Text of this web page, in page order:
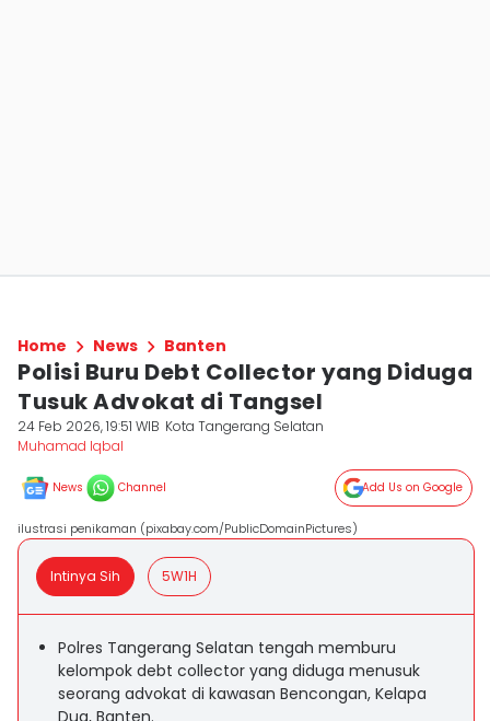
Home News Banten
Polisi Buru Debt Collector yang Diduga
Tusuk Advokat di Tangsel
24 Feb 2026, 19:51 WIB Kota Tangerang Selatan
Muhamad Iqbal
News Channel Add Us on Google
ilustrasi penikaman (pixabay.com/PublicDomainPictures)
Intinya Sih 5W1H
Polres Tangerang Selatan tengah memburu
kelompok debt collector yang diduga menusuk
seorang advokat di kawasan Bencongan, Kelapa
Dua, Banten.